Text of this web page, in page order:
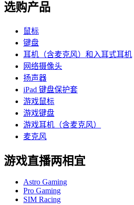
选购产品
鼠标
键盘
耳机（含麦克风）和入耳式耳机
网络摄像头
扬声器
iPad 键盘保护套
游戏鼠标
游戏键盘
游戏耳机（含麦克风）
麦克风
游戏直播两相宜
Astro Gaming
Pro Gaming
SIM Racing